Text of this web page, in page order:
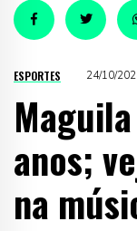
ESPORTES 24/10/
anos;
na